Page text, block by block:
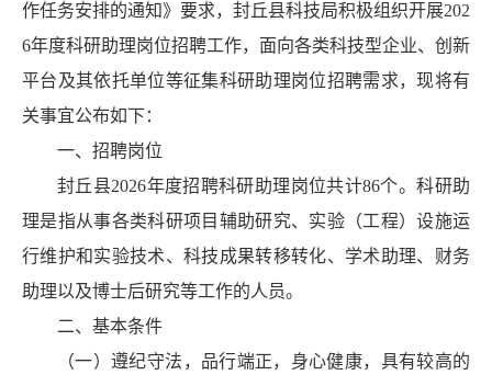
作任务安排的通知》要求，封丘县科技局积极组织开展202
6年度科研助理岗位招聘工作，面向各类科技型企业、创新
平台及其依托单位等征集科研助理岗位招聘需求，现将有
关事宜公布如下：
一、招聘岗位
封丘县2026年度招聘科研助理岗位共计86个。科研助
理是指从事各类科研项目辅助研究、实验（工程）设施运
行维护和实验技术、科技成果转移转化、学术助理、财务
助理以及博士后研究等工作的人员。
二、基本条件
（一）遵纪守法，品行端正，身心健康，具有较高的